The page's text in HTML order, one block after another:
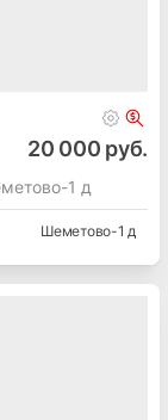
20 000 руб.
1 д
Шеметово-1 д